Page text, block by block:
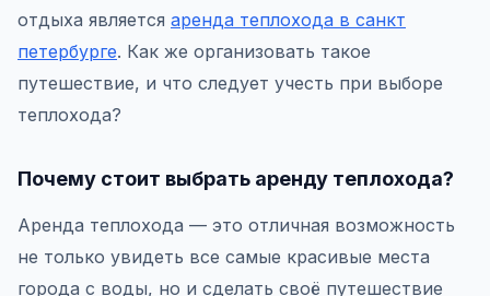
отдыха является аренда теплохода в санкт
петербурге. Как же организовать такое
путешествие, и что следует учесть при выборе
теплохода?
Почему стоит выбрать аренду теплохода?
Аренда теплохода — это отличная возможность
не только увидеть все самые красивые места
города с воды, но и сделать своё путешествие